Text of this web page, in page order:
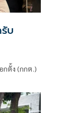
บ
กตั้ง (กกต.)